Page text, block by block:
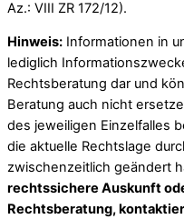
Az.: VIII ZR 172/12).
Hinweis: Informationen in
lediglich
Rechtsberatung dar und
Beratung auch nicht
des jeweiligen Einzelfalles
die aktuelle Rechtslage
zwischenzeitlich geändert
rechtssichere Auskunft
Rechtsberatung,